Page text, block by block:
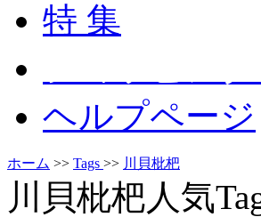
特 集
ヘルプページ
ホーム >> Tags >> 川貝枇杷
川貝枇杷人気